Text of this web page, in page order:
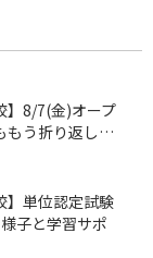
8/7(金)オープ
もう折り返し…
単位認定試験
子と学習サポ